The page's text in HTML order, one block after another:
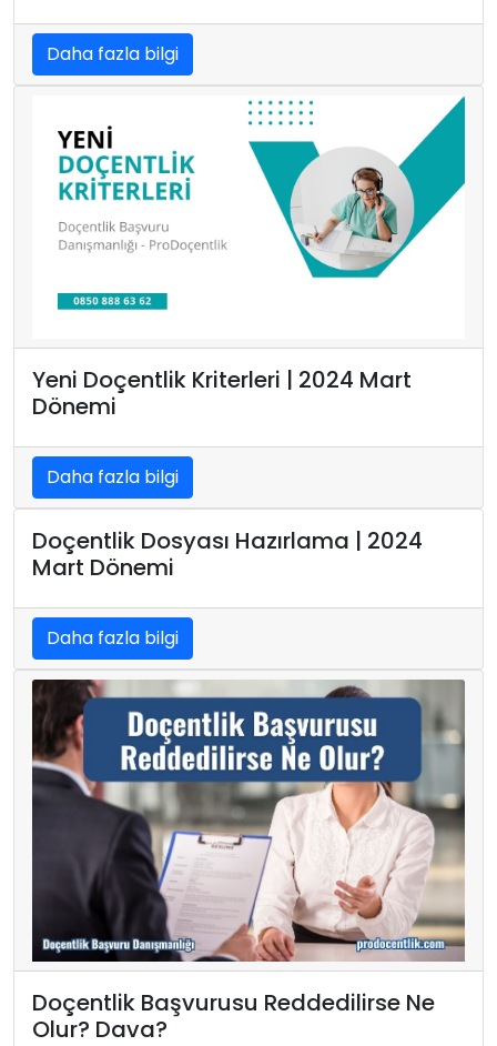
Daha fazla bilgi
Yeni Doçentlik Kriterleri | 2024 Mart
Dönemi
Daha fazla bilgi
Doçentlik Dosyası Hazırlama | 2024
Mart Dönemi
Daha fazla bilgi
Doçentlik Başvurusu Reddedilirse Ne
Olur? Dava?